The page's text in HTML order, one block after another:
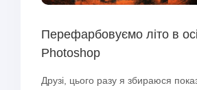
Перефарбовуємо літо в
Photoshop
Друзі, цього разу я збираюся